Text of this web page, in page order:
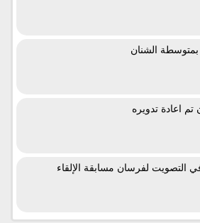
الشنان
اعادة تدويره
التصويت لفرسان مسابقة الإلقاء